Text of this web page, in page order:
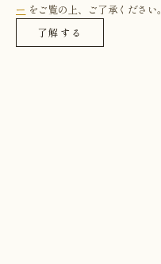
ー をご覧の上、ご了承ください。
了解する